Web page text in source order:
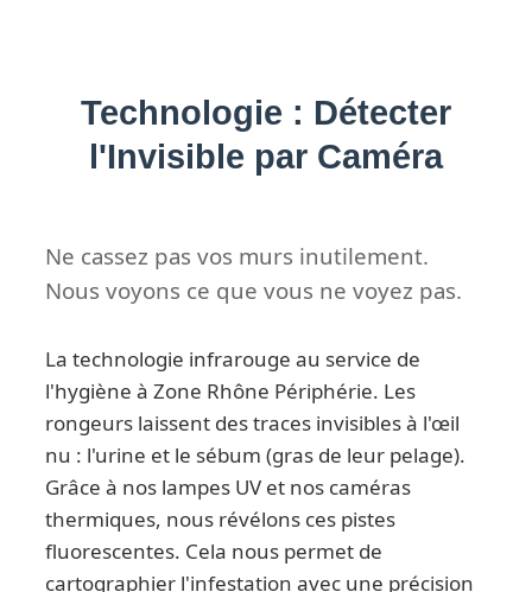
Technologie : Détecter
l'Invisible par Caméra
Ne cassez pas vos murs inutilement.
Nous voyons ce que vous ne voyez pas.
La technologie infrarouge au service de
l'hygiène à Zone Rhône Périphérie. Les
rongeurs laissent des traces invisibles à l'œil
nu : l'urine et le sébum (gras de leur pelage).
Grâce à nos lampes UV et nos caméras
thermiques, nous révélons ces pistes
fluorescentes. Cela nous permet de
cartographier l'infestation avec une précision